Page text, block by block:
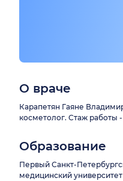
О враче
Карапетян Гаяне
косметолог. Стаж работы -
Образование
Первый Санкт-
медицинский